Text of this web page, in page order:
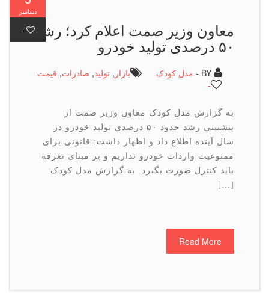
-
معاون وزیر صمت اعلام كرد؛ رشد
مدل کودک بازار ,تولید,صادرات ,قیمت
به گزارش مدل کودک معاون وزیر صمت از
پیشبینی رشد حدود ۵۰ درصدی تولید خودرو در
سال آینده اطلاع داد و اظهار داشت: قانونی برای
ممنوعیت واردات خودرو نداریم و بر مبنای تعرفه
باید کنترل صورت بگیرد. به گزارش مدل کودک
Read More